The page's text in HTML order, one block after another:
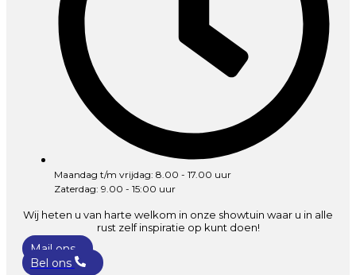
Maandag t/m vrijdag: 8.00 - 17.00 uur
Zaterdag: 9.00 - 15:00 uur
Wij heten u van harte welkom in onze showtuin waar u in alle
rust zelf inspiratie op kunt doen!
Mail ons
Bel ons